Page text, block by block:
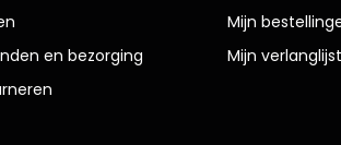
en bezorging
Mijn
Mijn verlanglijst